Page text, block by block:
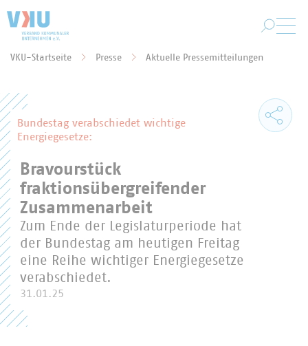
VKU-Startseite Presse Aktuelle Pressemitteilungen
Bundestag verabschiedet wichtige
Energiegesetze:
Bravourstück
fraktionsübergreifender
Zusammenarbeit
Zum Ende der Legislaturperiode hat
der Bundestag am heutigen Freitag
eine Reihe wichtiger Energiegesetze
verabschiedet.
31.01.25